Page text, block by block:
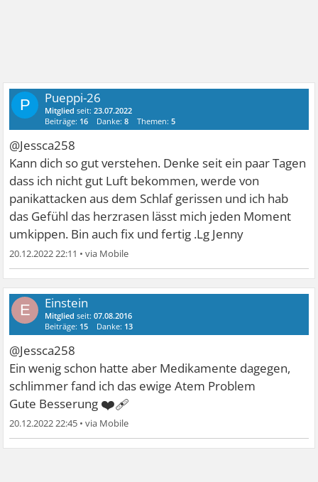
P Pueppi-26
Mitglied seit:23.07.2022
Beiträge: 16 Danke:8 Themen:5
@Jessca258
Kann dich so gut verstehen. Denke seit ein paar Tagen
dass ich nicht gut Luft bekommen, werde von
panikattacken aus dem Schlaf gerissen und ich hab
das Gefühl das herzrasen lässt mich jeden Moment
umkippen. Bin auch fix und fertig .Lg Jenny
20.12.2022 22:11 •
E Einstein
Mitglied seit:07.08.2016
Beiträge: 15 Danke: 13
@Jessca258
Ein wenig schon hatte aber Medikamente dagegen,
schlimmer fand ich das ewige Atem Problem
Gute Besserung ❤‍🩹
20.12.2022 22:45 •